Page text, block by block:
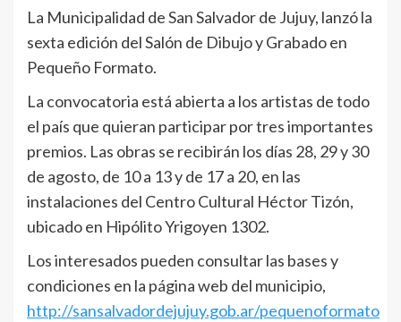
La Municipalidad de San Salvador de Jujuy, lanzó la
sexta edición del Salón de Dibujo y Grabado en
Pequeño Formato.
La convocatoria está abierta a los artistas de todo
el país que quieran participar por tres importantes
premios. Las obras se recibirán los días 28, 29 y 30
de agosto, de 10 a 13 y de 17 a 20, en las
instalaciones del Centro Cultural Héctor Tizón,
ubicado en Hipólito Yrigoyen 1302.
Los interesados pueden consultar las bases y
condiciones en la página web del municipio,
http://sansalvadordejujuy.gob.ar/pequenoformato